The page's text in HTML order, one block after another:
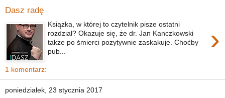
Dasz radę
›
Książka, w której to czytelnik pisze ostatni
rozdział? Okazuje się, że dr. Jan Kanczkowski
także po śmierci pozytywnie zaskakuje. Choćby
pub...
1 komentarz:
poniedziałek, 23 stycznia 2017